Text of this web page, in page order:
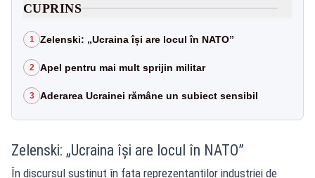
CUPRINS
1 Zelenski: „Ucraina își are locul în NATO”
2 Apel pentru mai mult sprijin militar
3 Aderarea Ucrainei rămâne un subiect sensibil
Zelenski: „Ucraina își are locul în NATO”
În discursul susținut în fața reprezentanților industriei de